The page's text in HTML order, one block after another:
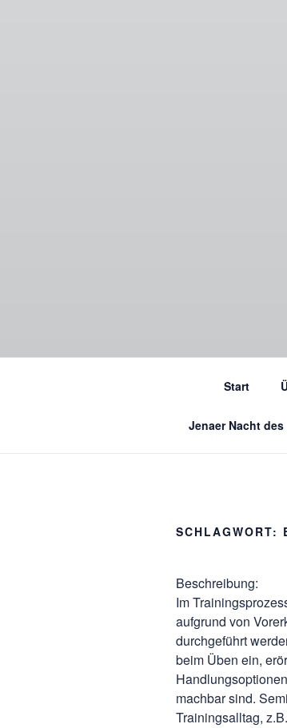
Start
Jenaer Nacht
SCHLAGWORT:
Beschrei­bung:
Im
aufgrund von
durchgeführt
beim Üben ein,
machbar sind.
Trainingsalltag,